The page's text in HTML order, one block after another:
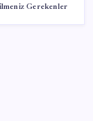
Gerekenler